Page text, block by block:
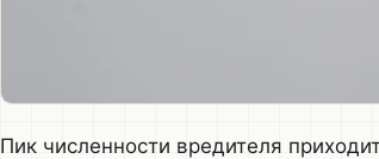
Пик численности вредителя